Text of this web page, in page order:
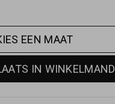
EEN MAAT
IN WINKELMAND